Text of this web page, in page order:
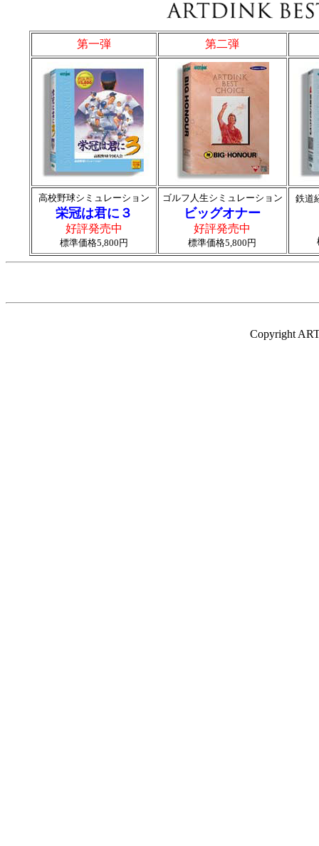
第一弾 第二弾
高校野球シミュレーション
栄冠は君に３
好評発売中
標準価格5,800円
ゴルフ人生シミュレーション
ビッグオナー
好評発売中
標準価格5,800円
鉄道
Copyright